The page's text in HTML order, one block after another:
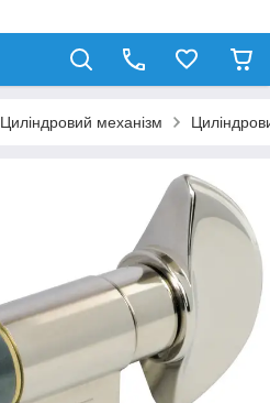
Циліндровий механізм